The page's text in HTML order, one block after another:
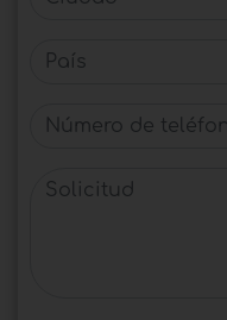
País
Número de teléfono
Solicitud